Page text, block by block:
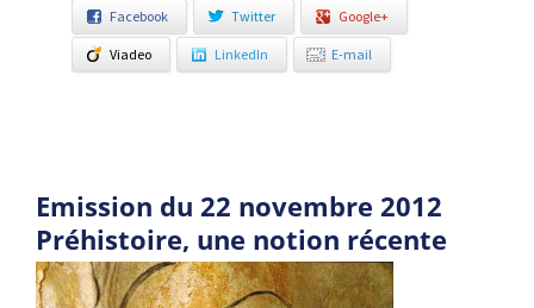
Facebook Twitter Google+
Viadeo LinkedIn E-mail
Emission du 22 novembre 2012
Préhistoire, une notion récente